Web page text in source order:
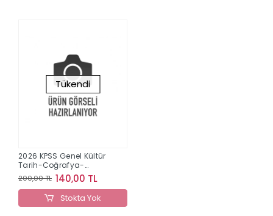
Tükendi
2026 KPSS Genel Kültür
Tarih-Coğrafya-
Vatandaşlık 2016-2026
Konu Konu Tamamı
Çözümlü Çıkmış
Sorular Yargı Yayınları
200,00 TL 140,00 TL
Stokta Yok